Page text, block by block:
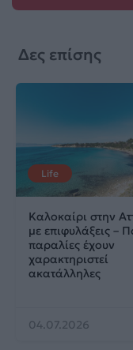
Δες επίσης
Life
Καλοκαίρι στην
με επιφυλάξεις –
παραλίες έχουν
χαρακτηριστεί
ακατάλληλες
04.07.2026